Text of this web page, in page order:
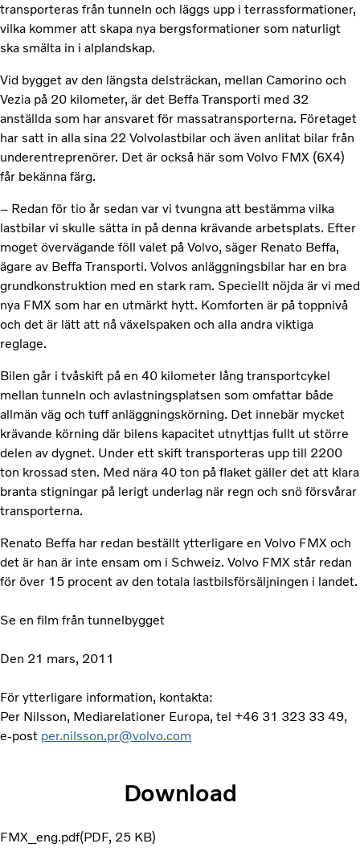
transporteras från tunneln och läggs upp i terrassformationer,
vilka kommer att skapa nya bergsformationer som naturligt
ska smälta in i alplandskap.
Vid bygget av den längsta delsträckan, mellan Camorino och
Vezia på 20 kilometer, är det Beffa Transporti med 32
anställda som har ansvaret för massatransporterna. Företaget
har satt in alla sina 22 Volvolastbilar och även anlitat bilar från
underentreprenörer. Det är också här som Volvo FMX (6X4)
får bekänna färg.
– Redan för tio år sedan var vi tvungna att bestämma vilka
lastbilar vi skulle sätta in på denna krävande arbetsplats. Efter
moget övervägande föll valet på Volvo, säger Renato Beffa,
ägare av Beffa Transporti. Volvos anläggningsbilar har en bra
grundkonstruktion med en stark ram. Speciellt nöjda är vi med
nya FMX som har en utmärkt hytt. Komforten är på toppnivå
och det är lätt att nå växelspaken och alla andra viktiga
reglage.
Bilen går i tvåskift på en 40 kilometer lång transportcykel
mellan tunneln och avlastningsplatsen som omfattar både
allmän väg och tuff anläggningskörning. Det innebär mycket
krävande körning där bilens kapacitet utnyttjas fullt ut större
delen av dygnet. Under ett skift transporteras upp till 2200
ton krossad sten. Med nära 40 ton på flaket gäller det att klara
branta stigningar på lerigt underlag när regn och snö försvårar
transporterna.
Renato Beffa har redan beställt ytterligare en Volvo FMX och
det är han är inte ensam om i Schweiz. Volvo FMX står redan
för över 15 procent av den totala lastbilsförsäljningen i landet.
Se en film från tunnelbygget
Den 21 mars, 2011
För ytterligare information, kontakta:
Per Nilsson, Mediarelationer Europa, tel +46 31 323 33 49,
e-post per.nilsson.pr@volvo.com
Download
FMX_eng.pdf PDF 25 KB